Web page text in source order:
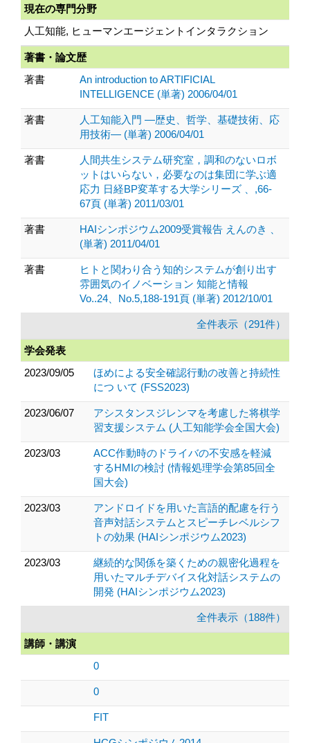
現在の専門分野
人工知能, ヒューマンエージェントインタラクション
著書・論文歴
著書
An introduction to ARTIFICIAL
INTELLIGENCE (単著) 2006/04/01
著書
人工知能入門 ―歴史、哲学、基礎技術、応
用技術― (単著) 2006/04/01
著書
人間共生システム研究室，調和のないロボ
ットはいらない，必要なのは集団に学ぶ適
応力 日経BP変革する大学シリーズ 、,66-
67頁 (単著) 2011/03/01
著書
HAIシンポジウム2009受賞報告 えんのき 、
(単著) 2011/04/01
著書
ヒトと関わり合う知的システムが創り出す
雰囲気のイノベーション 知能と情報
Vo..24、No.5,188-191頁 (単著) 2012/10/01
全件表示（291件）
学会発表
2023/09/05
ほめによる安全確認行動の改善と持続性
につ いて (FSS2023)
2023/06/07
アシスタンスジレンマを考慮した将棋学
習支援システム (人工知能学会全国大会)
2023/03
ACC作動時のドライバの不安感を軽減
するHMIの検討 (情報処理学会第85回全
国大会)
2023/03
アンドロイドを用いた言語的配慮を行う
音声対話システムとスピーチレベルシフ
トの効果 (HAIシンポジウム2023)
2023/03
継続的な関係を築くための親密化過程を
用いたマルチデバイス化対話システムの
開発 (HAIシンポジウム2023)
全件表示（188件）
講師・講演
0
0
FIT